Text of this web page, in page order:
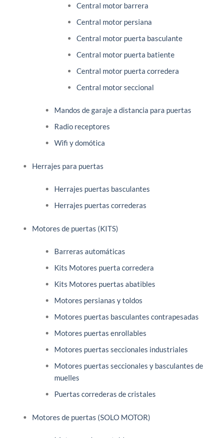
Central motor barrera
Central motor persiana
Central motor puerta basculante
Central motor puerta batiente
Central motor puerta corredera
Central motor seccional
Mandos de garaje a distancia para puertas
Radio receptores
Wifi y domótica
Herrajes para puertas
Herrajes puertas basculantes
Herrajes puertas correderas
Motores de puertas (KITS)
Barreras automáticas
Kits Motores puerta corredera
Kits Motores puertas abatibles
Motores persianas y toldos
Motores puertas basculantes contrapesadas
Motores puertas enrollables
Motores puertas seccionales industriales
Motores puertas seccionales y basculantes de
muelles
Puertas correderas de cristales
Motores de puertas (SOLO MOTOR)